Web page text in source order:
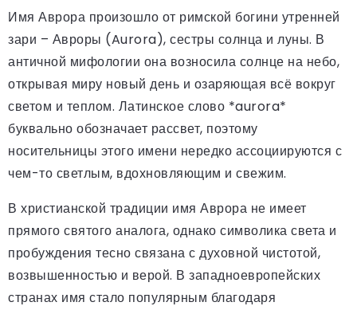
Имя Аврора произошло от римской богини утренней
зари – Авроры (Aurora), сестры солнца и луны. В
античной мифологии она возносила солнце на небо,
открывая миру новый день и озаряющая всё вокруг
светом и теплом. Латинское слово *aurora*
буквально обозначает рассвет, поэтому
носительницы этого имени нередко ассоциируются с
чем-то светлым, вдохновляющим и свежим.
В христианской традиции имя Аврора не имеет
прямого святого аналога, однако символика света и
пробуждения тесно связана с духовной чистотой,
возвышенностью и верой. В западноевропейских
странах имя стало популярным благодаря